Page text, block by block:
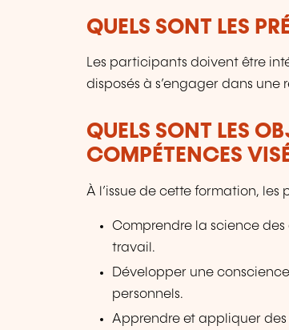
QUELS SONT LES
Les participants doivent être
disposés à s’engager dans une
QUELS SONT LES
COMPÉTENCES
À l’issue de cette formation,
Comprendre la science
travail.
Développer une
personnels.
Apprendre et appliquer des